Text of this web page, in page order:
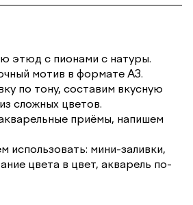
этюд с пионами с натуры.
мотив в формате А3.
по тону, составим вкусную
сложных цветов.
приёмы, напишем
использовать: мини-заливки,
цвета в цвет, акварель по-